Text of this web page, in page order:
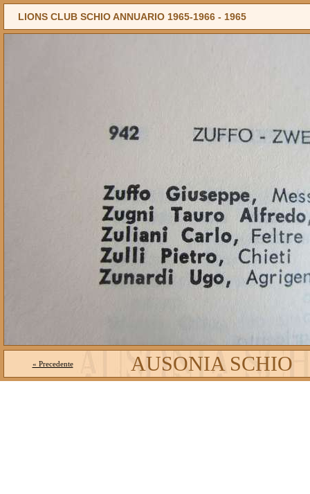
LIONS CLUB SCHIO ANNUARIO 1965-1966 - 1965
« Precedente AUSONIA SCHIO